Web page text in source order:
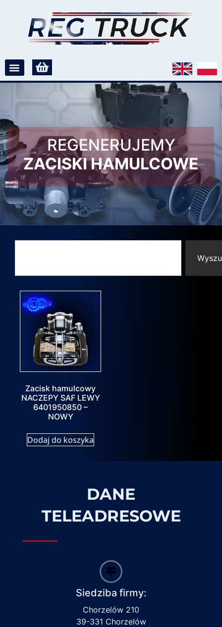
REGENERUJEMY
ZACISKI HAMULCOWE
Zacisk hamulcowy
NACZEPY SAF LEWY
6401950850 –
NOWY
Dodaj do koszyka
DANE
TELEADRESOWE
Siedziba firmy:
Chorzelów 210
39-331 Chorzelów